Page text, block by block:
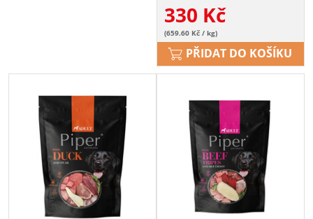
330 Kč
(659.60 Kč / kg)
PŘIDAT DO KOŠÍKU